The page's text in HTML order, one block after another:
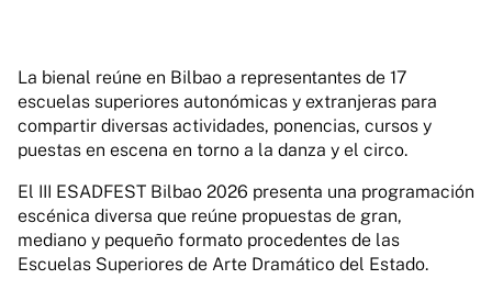
La bienal reúne en Bilbao a representantes de 17
escuelas superiores autonómicas y extranjeras para
compartir diversas actividades, ponencias, cursos y
puestas en escena en torno a la danza y el circo.
El III ESADFEST Bilbao 2026 presenta una programación
escénica diversa que reúne propuestas de gran,
mediano y pequeño formato procedentes de las
Escuelas Superiores de Arte Dramático del Estado.